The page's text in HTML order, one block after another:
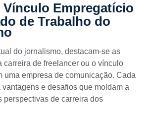
Vínculo Empregatício
de Trabalho do
do jornalismo, destacam-se as
carreira de freelancer ou o vínculo
uma empresa de comunicação. Cada
e desafios que moldam a
perspectivas de carreira dos